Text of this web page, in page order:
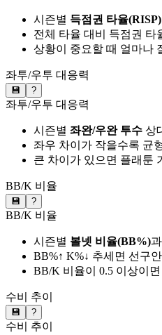
시즌별 득점권 타율(RISP)
전체 타율 대비 득점권 타
상황이 중요할 때 얼마나
좌투/우투 대응력
💾 ?
좌투/우투 대응력
시즌별 좌완/우완 투수 상
좌우 차이가 작을수록 균
큰 차이가 있으면 플래툰
BB/K 비율
💾 ?
BB/K 비율
시즌별 볼넷 비율(BB%)과
BB%↑ K%↓ 추세면 선구
BB/K 비율이 0.5 이상이
수비 추이
💾 ?
수비 추이